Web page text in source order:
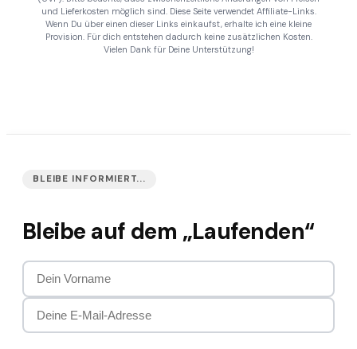
und Lieferkosten möglich sind. Diese Seite verwendet Affiliate-Links.
Wenn Du über einen dieser Links einkaufst, erhalte ich eine kleine
Provision. Für dich entstehen dadurch keine zusätzlichen Kosten.
Vielen Dank für Deine Unterstützung!
BLEIBE INFORMIERT...
Bleibe auf dem „Laufenden“